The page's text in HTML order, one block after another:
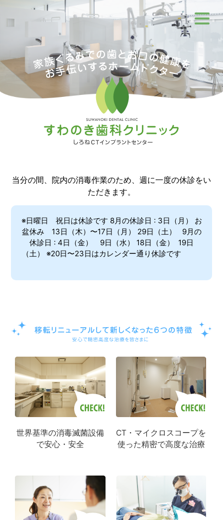
当分の間、院内の消毒作業のため、週に一度の休診をい
ただきます。
※日曜日 祝日は休診です 8月の休診日 : 3日（月） お
盆休み 13日（木）〜17日（月） 29日（土） 9月の
休診日 : 4日（金） 9日（水） 18日（金） 19日
（土） ※20日〜23日はカレンダー通り休診です
世界基準の消毒滅菌設備
で安心・安全
CT・マイクロスコープを
使った精密で高度な治療